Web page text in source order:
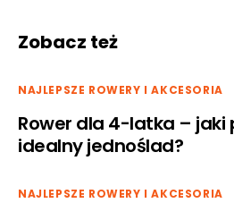
Zobacz też
NAJLEPSZE ROWERY I AKCESORIA
Rower dla 4-latka – jaki
idealny jednoślad?
NAJLEPSZE ROWERY I AKCESORIA